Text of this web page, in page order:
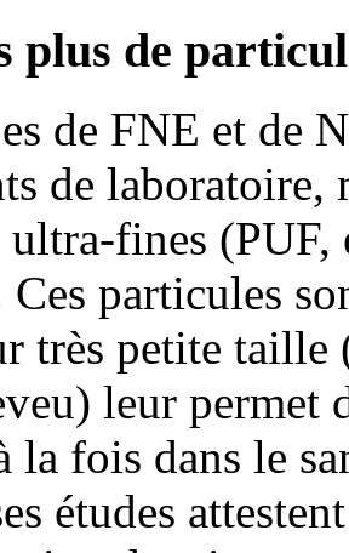
plus de
de FNE et de
de laboratoire,
fines (PUF,
Ces particules
très petite
leur permet
la fois dans le
études